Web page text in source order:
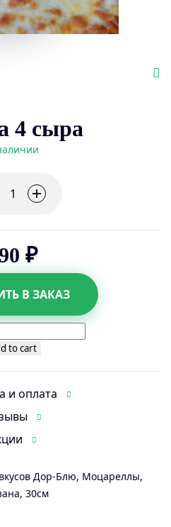
4 сыра
₽
В ЗАКАЗ
to cart
и оплата
Дор-Блю, Моцареллы,
30см